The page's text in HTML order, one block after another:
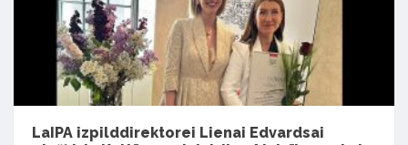
LaIPA izpilddirektorei Lienai Edvardsai